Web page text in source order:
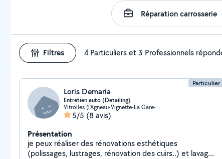
Filtres 4 Particuliers et 3 Professionnels
Particulier
Loris Demaria
Entretien auto (Detailing)
Vitrolles (l'Agneau-Vignette-La Gare-Couperigne)
5/5 (8 avis)
Présentation
je peux réaliser des rénovations esthétiques
(polissages, lustrages, rénovation des cuirs..) et lavages